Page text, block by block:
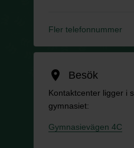
Fler telefonnummer
location_on Besök
Kontaktcenter ligger i
gymnasiet:
Gymnasievägen 4C